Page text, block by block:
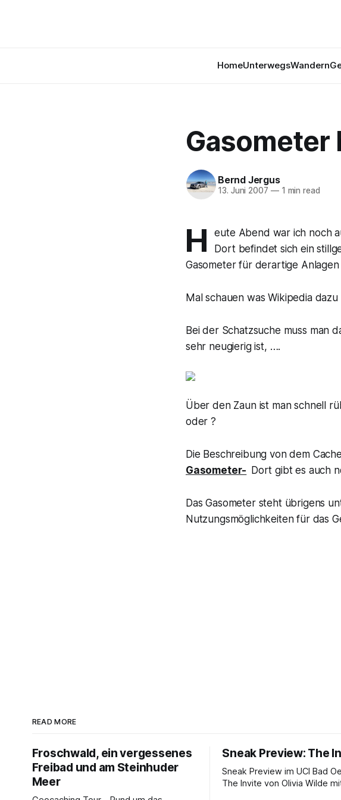
HomeUnterwegsWandern
Gasometer
Bernd Jergus
13. Juni 2007 —1 min read
H
eute Abend war ich noch
Dort befindet sich ein
Gasometer für derartige
Mal schauen was Wikipedia
Bei der Schatzsuche muss man
sehr neugierig ist, ….
Über den Zaun ist man schnell
oder ?
Die Beschreibung von dem
Gasometer- Dort gibt es auch
Das Gasometer steht übrigens
Nutzungsmöglichkeiten für das
READ MORE
Froschwald, ein vergessenes
Freibad und am Steinhuder
Meer
Sneak Preview: The
Sneak Preview im UCI Bad
The Invite von Olivia Wilde